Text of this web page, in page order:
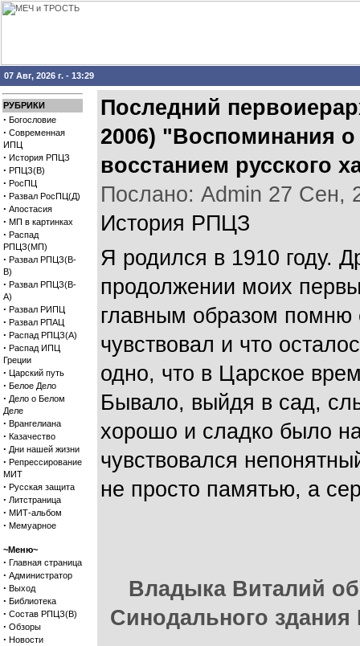
07 Авг, 2026 г. - 13:29
РУБРИКИ
· Богословие
· Современная
ИПЦ
· История РПЦЗ
· РПЦЗ(В)
· РосПЦ
· Развал РосПЦ(Д)
· Апостасия
· МП в картинках
· Распад
РПЦЗ(МП)
· Развал РПЦЗ(В-
В)
· Развал РПЦЗ(В-
А)
· Развал РИПЦ
· Развал РПАЦ
· Распад РПЦЗ(А)
· Распад ИПЦ
Греции
· Царский путь
· Белое Дело
· Дело о Белом
Деле
· Врангелиана
· Казачество
· Дни нашей жизни
· Репрессирование
МИТ
· Русская защита
· Литстраница
· МИТ-альбом
· Мемуарное
~Меню~
· Главная страница
· Администратор
· Выход
· Библиотека
· Состав РПЦЗ(В)
· Обзоры
· Новости
Последний
2006) "Воспоминания
восстанием русского
Послано: Admin 27 Сен,
История РПЦЗ
Я родился в 1910 году.
продолжении моих
главным образом помню
чувствовал и что
одно, что в Царское
Бывало, выйдя в сад,
хорошо и сладко было
чувствовался
не просто памятью, а
Владыка Виталий
Синодального